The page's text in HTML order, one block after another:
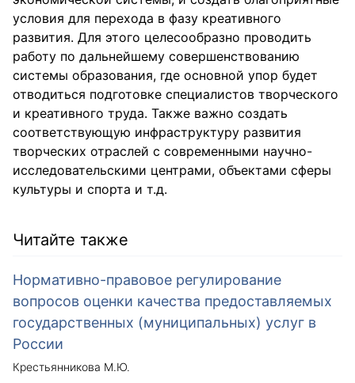
условия для перехода в фазу креативного
развития. Для этого целесообразно проводить
работу по дальнейшему совершенствованию
системы образования, где основной упор будет
отводиться подготовке специалистов творческого
и креативного труда. Также важно создать
соответствующую инфраструктуру развития
творческих отраслей с современными научно-
исследовательскими центрами, объектами сферы
культуры и спорта и т.д.
Читайте также
Нормативно-правовое регулирование
вопросов оценки качества предоставляемых
государственных (муниципальных) услуг в
России
Крестьянникова М.Ю.